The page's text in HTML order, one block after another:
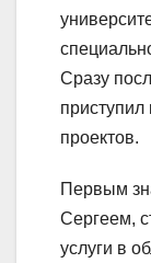
Сразу
приступил
проектов.
Первым
Сергеем,
услуги в